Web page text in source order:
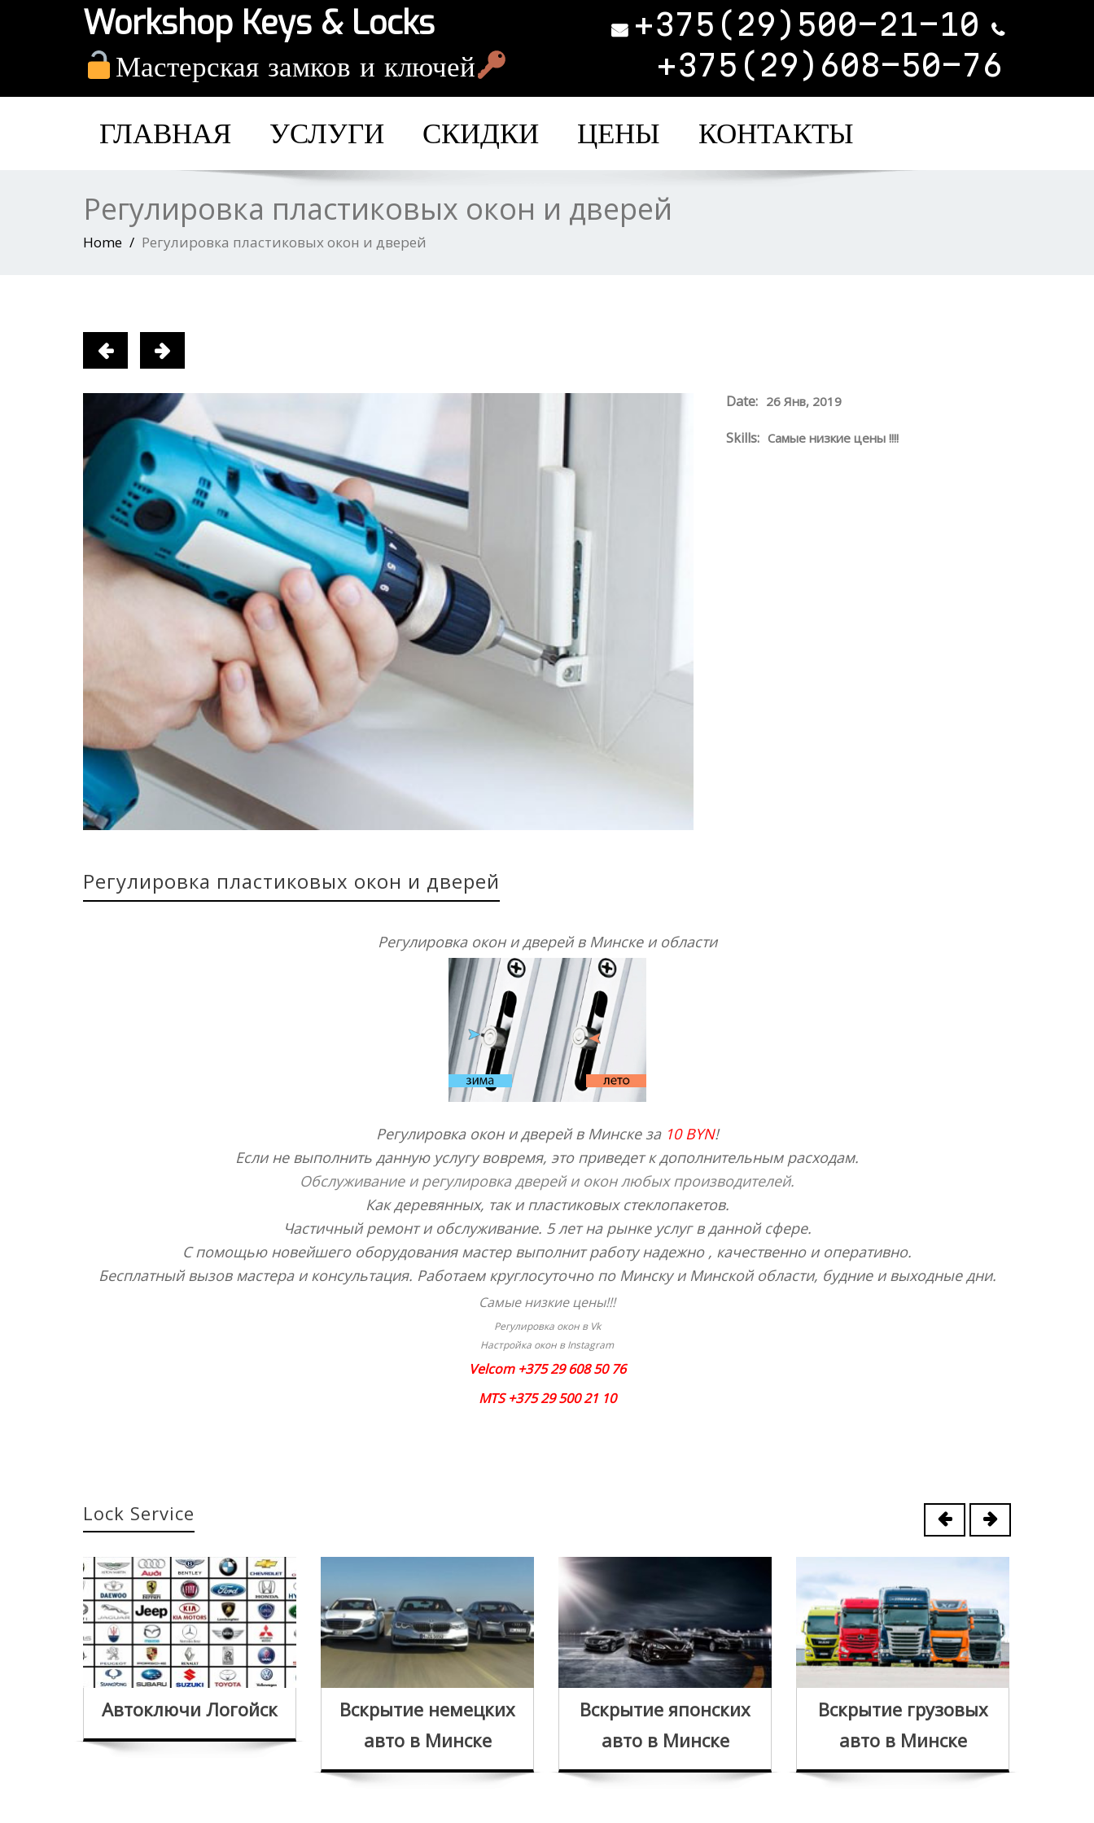
Workshop Keys & Locks
Мастерская замков и ключей
+375(29)500-21-10
+375(29)608-50-76
ГЛАВНАЯ УСЛУГИ СКИДКИ ЦЕНЫ КОНТАКТЫ
Регулировка пластиковых окон и дверей
Home Регулировка пластиковых окон и дверей
Date: 26 Янв, 2019
Skills: Самые низкие цены !!!!
Регулировка пластиковых окон и дверей
Регулировка окон и дверей в Минске и области
Регулировка окон и дверей в Минске за 10 BYN!
Если не выполнить данную услугу вовремя, это приведет к дополнительным расходам.
Обслуживание и регулировка дверей и окон любых производителей.
Как деревянных, так и пластиковых стеклопакетов.
Частичный ремонт и обслуживание. 5 лет на рынке услуг в данной сфере.
С помощью новейшего оборудования мастер выполнит работу надежно , качественно и оперативно.
Бесплатный вызов мастера и консультация. Работаем круглосуточно по Минску и Минской области, будние и выходные дни.
Самые низкие цены!!!
Регулировка окон в Vk
Настройка окон в Instagram
Velcom +375 29 608 50 76
MTS +375 29 500 21 10
Lock Service
Автоключи Логойск
Вскрытие немецких
авто в Минске
Вскрытие японских
авто в Минске
Вскрытие грузовых
авто в Минске